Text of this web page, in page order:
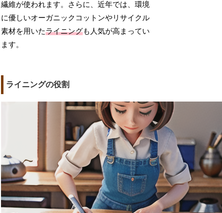
繊維が使われます。さらに、近年では、環境
に優しいオーガニックコットンやリサイクル
素材を用いたライニングも人気が高まってい
ます。
ライニングの役割